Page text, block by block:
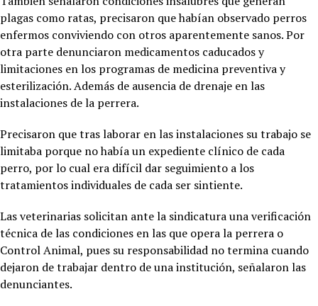
plagas como ratas, precisaron que habían observado perros
enfermos conviviendo con otros aparentemente sanos. Por
otra parte denunciaron medicamentos caducados y
limitaciones en los programas de medicina preventiva y
esterilización. Además de ausencia de drenaje en las
instalaciones de la perrera.
Precisaron que tras laborar en las instalaciones su trabajo se
limitaba porque no había un expediente clínico de cada
perro, por lo cual era difícil dar seguimiento a los
tratamientos individuales de cada ser sintiente.
Las veterinarias solicitan ante la sindicatura una verificación
técnica de las condiciones en las que opera la perrera o
Control Animal, pues su responsabilidad no termina cuando
dejaron de trabajar dentro de una institución, señalaron las
denunciantes.